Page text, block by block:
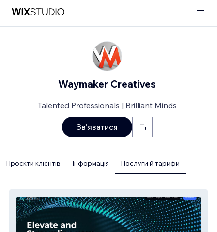
Waymaker Creatives
Talented Professionals | Brilliant Minds
Зв'язатися
Проєкти клієнтів Інформація Послуги й тарифи